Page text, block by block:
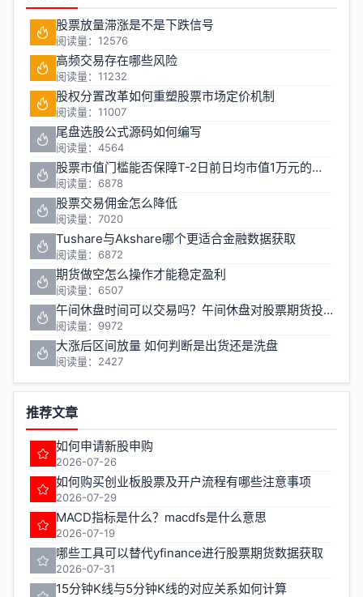
股票放量滞涨是不是下跌信号
阅读量：12576
高频交易存在哪些风险
阅读量：11232
股权分置改革如何重塑股票市场定价机制
阅读量：11007
尾盘选股公式源码如何编写
阅读量：4564
股票市值门槛能否保障T-2日前日均市值1万元的投资安全
阅读量：6878
股票交易佣金怎么降低
阅读量：7020
Tushare与Akshare哪个更适合金融数据获取
阅读量：6872
期货做空怎么操作才能稳定盈利
阅读量：6507
午间休盘时间可以交易吗？午间休盘对股票期货投资有什么影响
阅读量：9972
大涨后区间放量 如何判断是出货还是洗盘
阅读量：2427
推荐文章
如何申请新股申购
2026-07-26
如何购买创业板股票及开户流程有哪些注意事项
2026-07-29
MACD指标是什么？macdfs是什么意思
2026-07-19
哪些工具可以替代yfinance进行股票期货数据获取
2026-07-31
15分钟K线与5分钟K线的对应关系如何计算